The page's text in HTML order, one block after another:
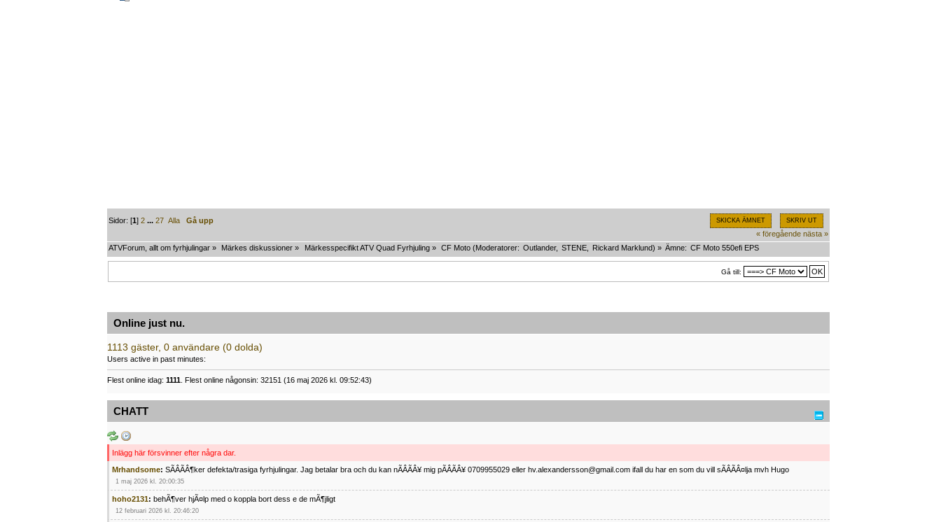
SKICKA ÄMNET SKRIV UT
Sidor: [1]2 ...27 Alla
Gå upp
« föregående nästa »
ATVForum, allt om fyrhjulingar » Märkes diskussioner » Märkesspecifikt ATV Quad Fyrhjuling» CF Moto(Moderatorer: Outlander, STENE, Rickard Marklund) » Ämne: CF Moto 550efi EPS
Gå till:
Online just nu.
1113 gäster, 0 användare (0 dolda)
Users active in past minutes:
Flest online idag: 1111 . Flest online någonsin: 32151 (16 maj 2026 kl. 09:52:43)
CHATT
Inlägg här försvinner efter några dar.
Mrhandsome: SÃÂÃÂ¶ker defekta/trasiga fyrhjulingar. Jag betalar bra och du kan nÃÂÃÂ¥ mig pÃÂÃÂ¥ 0709955029 eller hv.alexandersson@gmail.com ifall du har en som du vill sÃÂÃÂ¤lja mvh Hugo
1 maj 2026 kl. 20:00:35
hoho2131: behÃ¶ver hjÃ¤lp med o koppla bort dess e de mÃ¶jligt
12 februari 2026 kl. 20:46:20